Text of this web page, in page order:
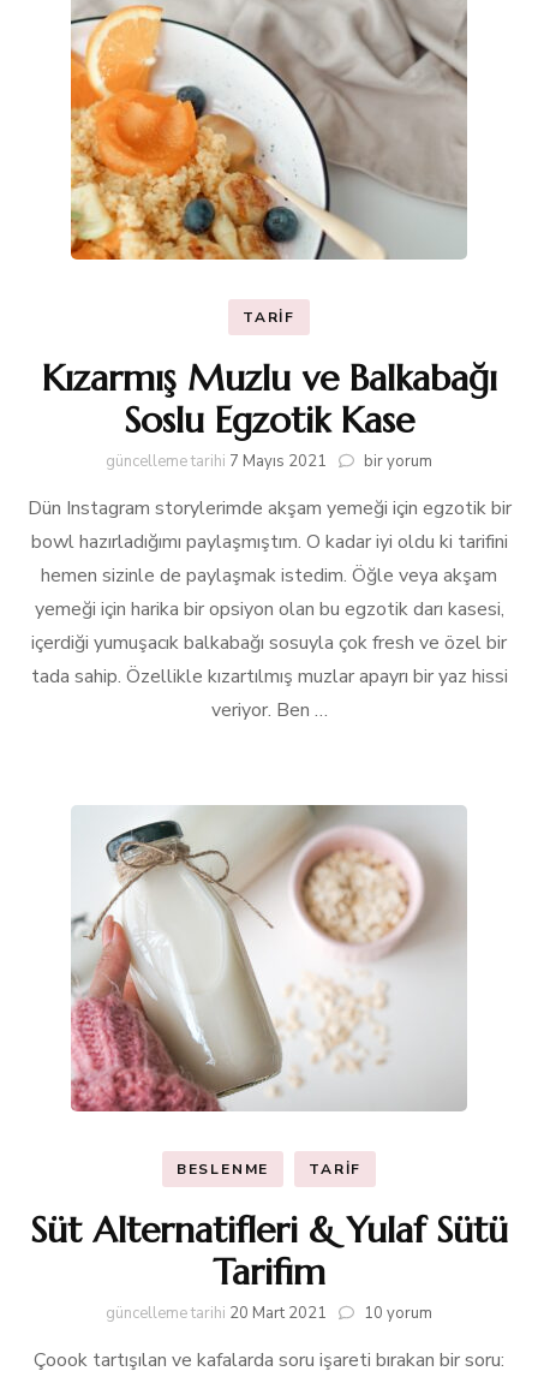
TARIF
Kızarmış Muzlu ve Balkabağı
Soslu Egzotik Kase
güncelleme tarihi 7 Mayıs 2021
Kızarmış
ve
Balkabağı
Soslu
Egzotik
Kase
bir yorum
Dün Instagram storylerimde akşam yemeği için egzotik bir
bowl hazırladığımı paylaşmıştım. O kadar iyi oldu ki tarifini
hemen sizinle de paylaşmak istedim. Öğle veya akşam
yemeği için harika bir opsiyon olan bu egzotik darı kasesi,
içerdiği yumuşacık balkabağı sosuyla çok fresh ve özel bir
tada sahip. Özellikle kızartılmış muzlar apayrı bir yaz hissi
veriyor. Ben …
BESLENME TARIF
Süt Alternatifleri & Yulaf Sütü
Tarifim
güncelleme tarihi 20 Mart 2021
Süt
&
10 yorum
Çoook tartışılan ve kafalarda soru işareti bırakan bir soru: